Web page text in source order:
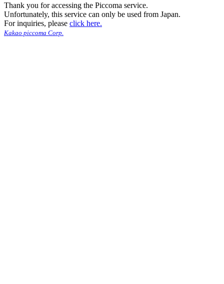
Thank you for accessing the Piccoma service.
Unfortunately, this service can only be used from Japan.
For inquiries, please click here.
Kakao piccoma Corp.